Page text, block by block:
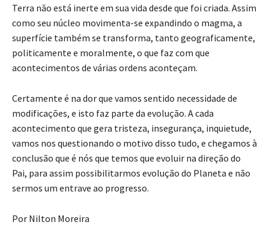
Terra não está inerte em sua vida desde que foi criada. Assim
como seu núcleo movimenta-se expandindo o magma, a
superfície também se transforma, tanto geograficamente,
politicamente e moralmente, o que faz com que
acontecimentos de várias ordens aconteçam.
Certamente é na dor que vamos sentido necessidade de
modificações, e isto faz parte da evolução. A cada
acontecimento que gera tristeza, insegurança, inquietude,
vamos nos questionando o motivo disso tudo, e chegamos à
conclusão que é nós que temos que evoluir na direção do
Pai, para assim possibilitarmos evolução do Planeta e não
sermos um entrave ao progresso.
Por Nilton Moreira